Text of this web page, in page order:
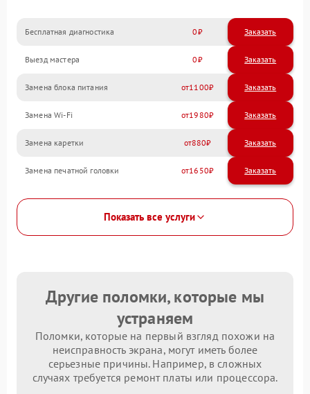
Бесплатная диагностика 0 Заказать
Выезд мастера 0 Заказать
Замена блока питания 1100
Замена Wi-Fi 1980
Замена каретки 880
Замена печатной головки 1650
Показать все услуги
Другие поломки, которые мы
устраняем
Поломки, которые на первый взгляд похожи на
неисправность экрана, могут иметь более
серьезные причины. Например, в сложных
случаях требуется ремонт платы или процессора.